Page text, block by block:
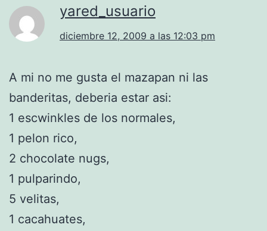
yared_usuario
diciembre 12, 2009 a las 12:03 pm
A mi no me gusta el mazapan ni las
banderitas, deberia estar asi:
1 escwinkles de los normales,
1 pelon rico,
2 chocolate nugs,
1 pulparindo,
5 velitas,
1 cacahuates,